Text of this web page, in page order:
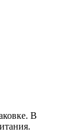
В